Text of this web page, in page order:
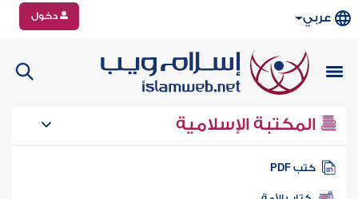
عربي دخول
المكتبة الإسلامية
كتب PDF